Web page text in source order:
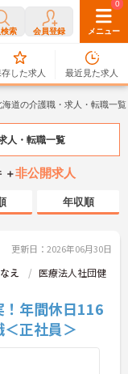
索 会員登録 メニュー
0
した求人
0
最近見た求人
海道の介護職・求人・転職一覧
人・転職一覧
＋非公開求人
年収順
更新日：2026年06月30日
え
医療法人社団健
！年間休日116
正社員＞